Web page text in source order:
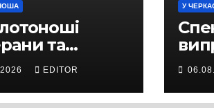
та
жителі
на
до стін
EDITOR
У